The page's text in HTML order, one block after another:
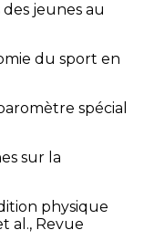
des jeunes au
du sport en
spécial
sur la
physique
al., Revue